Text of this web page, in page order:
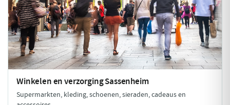
Winkelen en verzorgingSassenheim
Supermarkten, kleding, schoenen, sieraden, cadeaus en